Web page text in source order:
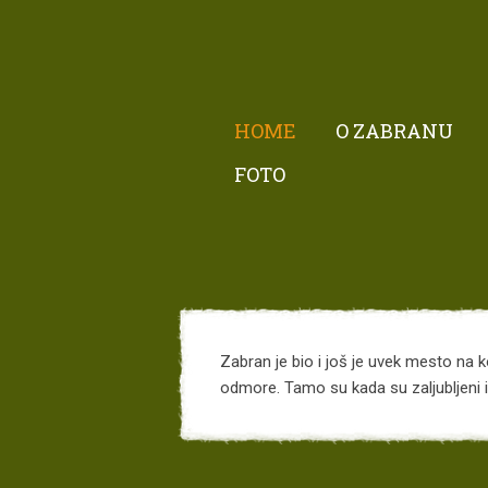
HOME
O ZABRANU
FOTO
Zabran je bio i još je uvek mesto na
odmore. Tamo su kada su zaljubljeni